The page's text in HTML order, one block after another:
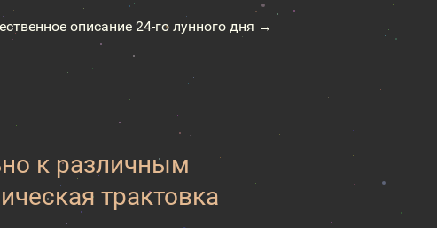
описание 24-го лунного дня →
к различным
трактовка